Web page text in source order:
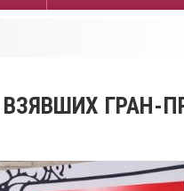
ВЗЯВШИХ ГРАН-